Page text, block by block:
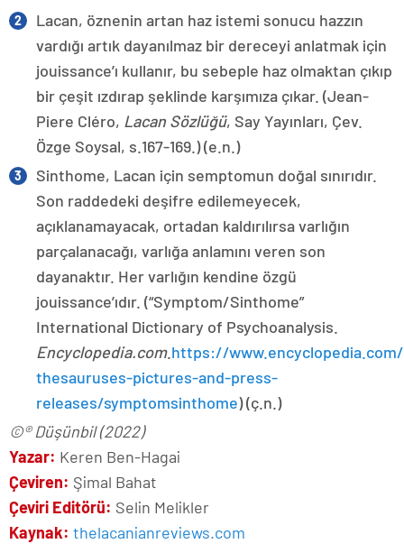
Lacan, öznenin artan haz istemi sonucu hazzın
vardığı artık dayanılmaz bir dereceyi anlatmak için
jouissance’ı kullanır, bu sebeple haz olmaktan çıkıp
bir çeşit ızdırap şeklinde karşımıza çıkar. (Jean-
Piere Cléro, Lacan Sözlüğü, Say Yayınları, Çev.
Özge Soysal, s.167-169.) (e.n.)
Sinthome, Lacan için semptomun doğal sınırıdır.
Son raddedeki deşifre edilemeyecek,
açıklanamayacak, ortadan kaldırılırsa varlığın
parçalanacağı, varlığa anlamını veren son
dayanaktır. Her varlığın kendine özgü
jouissance’ıdır. (“Symptom/Sinthome”
International Dictionary of Psychoanalysis.
Encyclopedia.com. https://
thesauruses-pictures-and-press-
releases/symptomsinthome) (ç.n.)
©® Düşünbil (2022)
Yazar: Keren Ben-Hagai
Çeviren: Şimal Bahat
Çeviri Editörü: Selin Melikler
Kaynak: thelacanianreviews.com